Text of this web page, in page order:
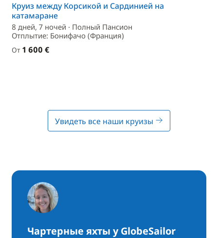
Круиз между Корсикой и Сардинией на
катамаране
8 дней, 7 ночей · Полный Пансион
Отплытие: Бонифачо (Франция)
От 1 600 €
Увидеть все наши круизы
Чартерные яхты у GlobeSailor